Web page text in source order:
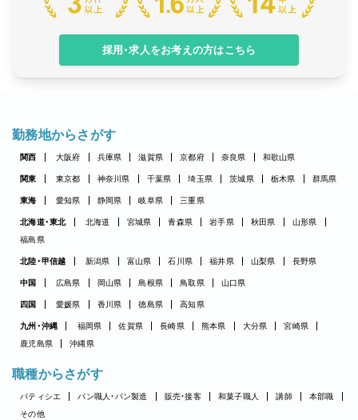
採用・求人をお考えの方はこちら
勤務地からさがす
関西 大阪府 兵庫県 滋賀県 京都府 奈良県 和歌山県
関東 東京都 神奈川県 千葉県 埼玉県 茨城県 栃木県 群馬県
東海 愛知県 静岡県 岐阜県 三重県
北海道・東北 北海道 宮城県 青森県 岩手県 秋田県
山形県
福島県
北陸・甲信越 新潟県 富山県 石川県 福井県 山梨県 長野県
中国 広島県 岡山県 島根県 鳥取県 山口県
四国 愛媛県 香川県 徳島県 高知県
九州・沖縄 福岡県 佐賀県 長崎県 熊本県 大分県
宮崎県
鹿児島県
沖縄県
職種からさがす
パティシエ パン職人・パン製造 販売・接客 和菓子職人 講師
本部職
その他